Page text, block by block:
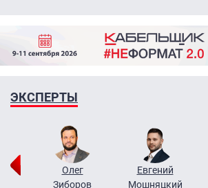
ЭКСПЕРТЫ
Олег
Зиборов
Евгений
Мошняцкий